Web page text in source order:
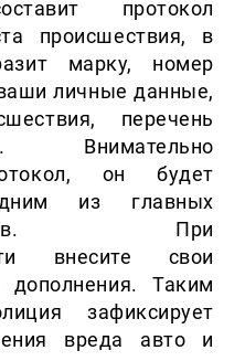
протокол
происшествия, в
марку, номер
личные данные,
перечень
Внимательно
он будет
из главных
При
внесите свои
Таким
зафиксирует
вреда авто и